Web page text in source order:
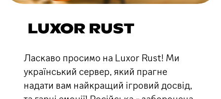
LUXOR RUST
Ласкаво просимо на Luxor Rust! Ми
український сервер, який прагне
надати вам найкращий ігровий досвід,